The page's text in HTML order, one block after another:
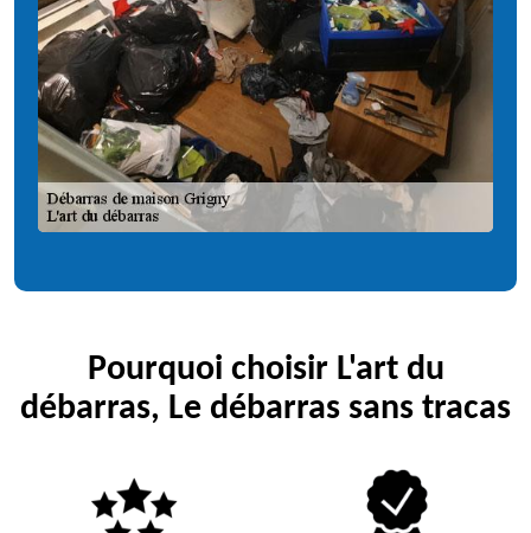
Pourquoi choisir L'art du
débarras, Le débarras sans tracas